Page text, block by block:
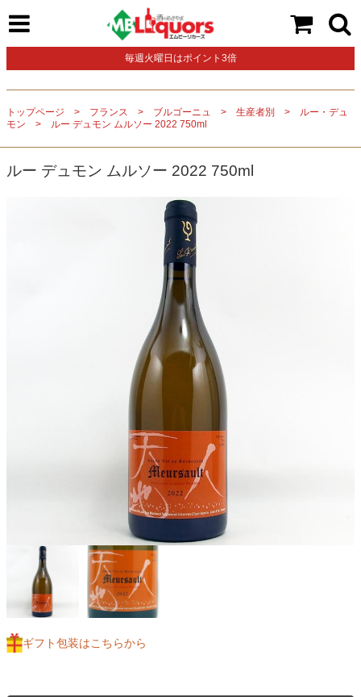
毎週火曜日はポイント3倍
トップページ フランス ブルゴーニュ 生産者別
ルー・デュ
モン
ルー デュモン ムルソー 2022 750ml
ルー デュモン ムルソー 2022 750ml
ギフト包装はこちらから